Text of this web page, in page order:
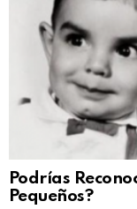
Podrías
Pequeños?